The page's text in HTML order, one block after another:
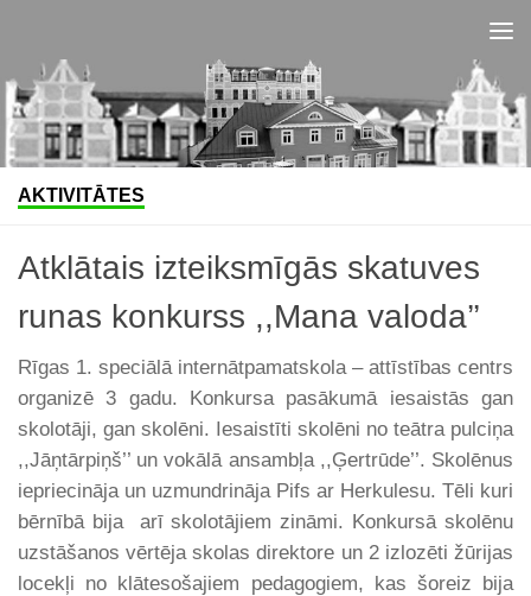
AKTIVITĀTES
Atklātais izteiksmīgās skatuves
runas konkurss ,,Mana valoda’’
Rīgas 1. speciālā internātpamatskola – attīstības centrs
organizē 3 gadu. Konkursa pasākumā iesaistās gan
skolotāji, gan skolēni. Iesaistīti skolēni no teātra pulciņa
,,Jāņtārpiņš’’ un vokālā ansambļa ,,Ģertrūde’’. Skolēnus
iepriecināja un uzmundrināja Pifs ar Herkulesu. Tēli kuri
bērnībā bija arī skolotājiem zināmi. Konkursā skolēnu
uzstāšanos vērtēja skolas direktore un 2 izlozēti žūrijas
locekļi no klātesošajiem pedagogiem, kas šoreiz bija